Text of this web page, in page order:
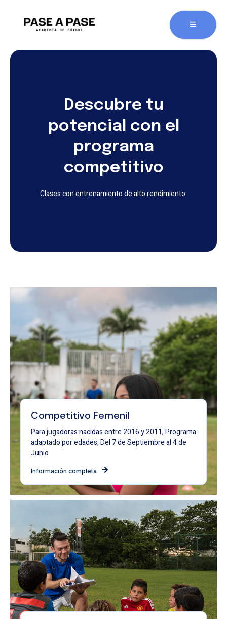
Descubre tu
potencial con el
programa
competitivo
Clases con entrenamiento de alto rendimiento.
Competitivo Femenil
Para jugadoras nacidas entre 2016 y 2011, Programa
adaptado por edades, Del 7 de Septiembre al 4 de
Junio
Información completa